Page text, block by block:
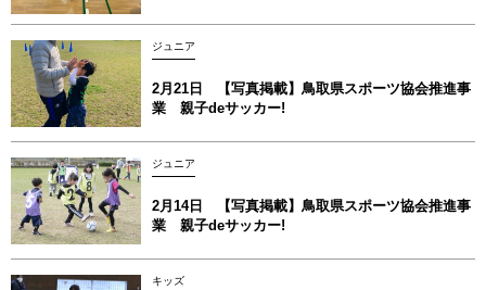
ジュニア
2月21日 【写真掲載】鳥取県スポーツ協会推進事
業 親子deサッカー!
ジュニア
2月14日 【写真掲載】鳥取県スポーツ協会推進事
業 親子deサッカー!
キッズ